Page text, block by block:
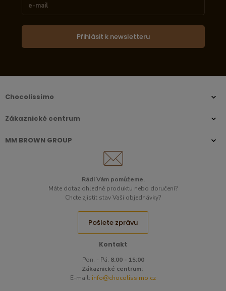
Přihlásit k newsletteru
Chocolissimo
Zákaznické centrum
MM BROWN GROUP
Kontakt
Pon. - Pá. 8:00 - 15:00
Zákaznické centrum:
E-mail: info@chocolissimo.cz
Rádi Vám pomůžeme.
Máte dotaz ohledně produktu nebo doručení?
Chcte zjistit stav Vaši objednávky?
Pošlete zprávu